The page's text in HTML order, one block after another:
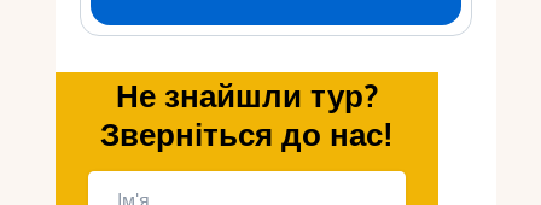
Не знайшли тур?
Зверніться до нас!